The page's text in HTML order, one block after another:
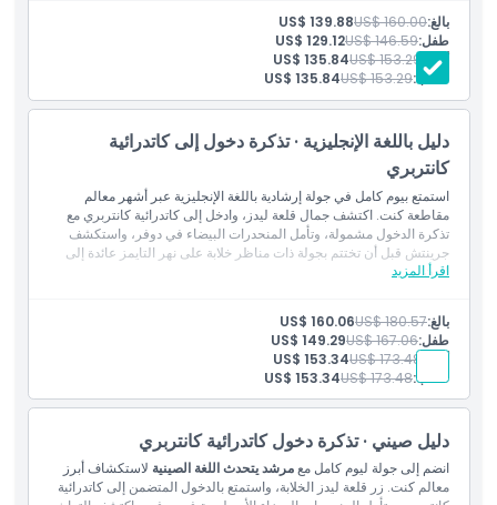
سياسة الإلغاء
دليل سياحي يتحدث الإنجليزية
رحلة بالقارب في نهر التايمز
النقل بواسطة حافلة فاخرة مكيفة مع واي فاي مجاني وشواحن USB
بالغ:US$ 160.00
US$ 139.88
طفل:US$ 146.59
US$ 129.12
أقدم:
US$ 153.29
US$ 135.84
طالب:US$ 153.29
US$ 135.84
دليل باللغة الإنجليزية · تذكرة دخول إلى كاتدرائية
كانتربري
استمتع بيوم كامل في جولة إرشادية باللغة الإنجليزية عبر أشهر معالم
مقاطعة كنت. اكتشف جمال قلعة ليدز، وادخل إلى كاتدرائية كانتربري مع
تذكرة الدخول مشمولة، وتأمل المنحدرات البيضاء في دوفر، واستكشف
جرينتش قبل أن تختتم بجولة ذات مناظر خلابة على نهر التايمز عائدة إلى
لندن.
اقرأ المزيد
تذكرة دخول إلى: قلعة ليدز
تذكرة دخول إلى: كاتدرائية كانتربري
مرشد يتحدث الإنجليزية
جولة بالقارب في نهر التايمز
النقل بحافلة فاخرة مكيفة مع واي فاي مجاني ومنافذ شحن يو إس بي
بالغ:US$ 180.57
US$ 160.06
طفل:US$ 167.06
US$ 149.29
أقدم:
US$ 173.48
US$ 153.34
طالب:US$ 173.48
US$ 153.34
دليل صيني · تذكرة دخول كاتدرائية كانتربري
انضم إلى جولة ليوم كامل معمرشد يتحدث اللغة الصينية لاستكشاف أبرز
معالم كنت. زر قلعة ليدز الخلابة، واستمتع بالدخول المتضمن إلى كاتدرائية